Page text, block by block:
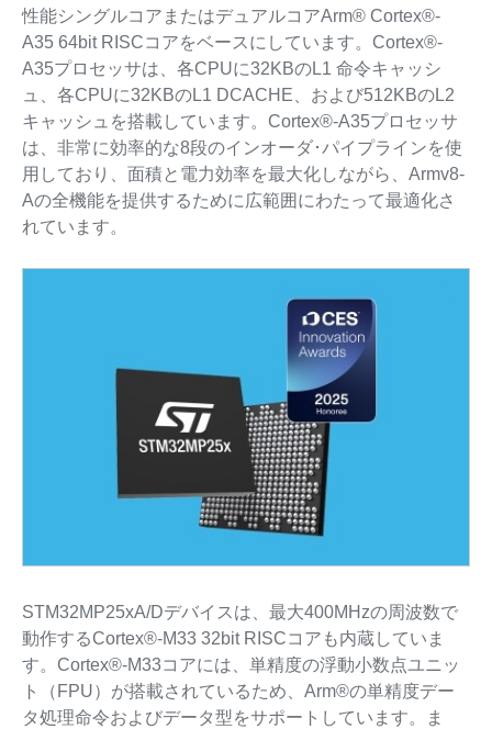
性能シングルコアまたはデュアルコアArm® Cortex®-
A35 64bit RISCコアをベースにしています。Cortex®-
A35プロセッサは、各CPUに32KBのL1 命令キャッシ
ュ、各CPUに32KBのL1 DCACHE、および512KBのL2
キャッシュを搭載しています。Cortex®-A35プロセッサ
は、非常に効率的な8段のインオーダ･パイプラインを使
用しており、面積と電力効率を最大化しながら、Armv8-
Aの全機能を提供するために広範囲にわたって最適化さ
れています。
STM32MP25xA/Dデバイスは、最大400MHzの周波数で
動作するCortex®-M33 32bit RISCコアも内蔵していま
す。Cortex®-M33コアには、単精度の浮動小数点ユニッ
ト（FPU）が搭載されているため、Arm®の単精度デー
タ処理命令およびデータ型をサポートしています。ま